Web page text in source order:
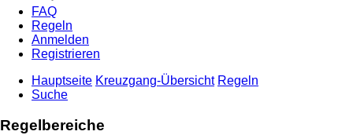
FAQ
Regeln
Anmelden
Registrieren
Hauptseite Kreuzgang-Übersicht Regeln
Suche
Regelbereiche